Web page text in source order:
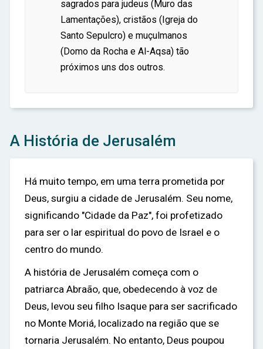
sagrados para judeus (Muro das
Lamentações), cristãos (Igreja do
Santo Sepulcro) e muçulmanos
(Domo da Rocha e Al-Aqsa) tão
próximos uns dos outros.
A História de Jerusalém
Há muito tempo, em uma terra prometida por
Deus, surgiu a cidade de Jerusalém. Seu nome,
significando "Cidade da Paz", foi profetizado
para ser o lar espiritual do povo de Israel e o
centro do mundo.
A história de Jerusalém começa com o
patriarca Abraão, que, obedecendo à voz de
Deus, levou seu filho Isaque para ser sacrificado
no Monte Moriá, localizado na região que se
tornaria Jerusalém. No entanto, Deus poupou